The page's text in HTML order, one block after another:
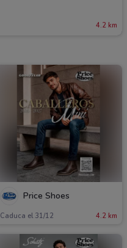
4.2 km
Price Shoes
Caduca el 31/12 4.2 km